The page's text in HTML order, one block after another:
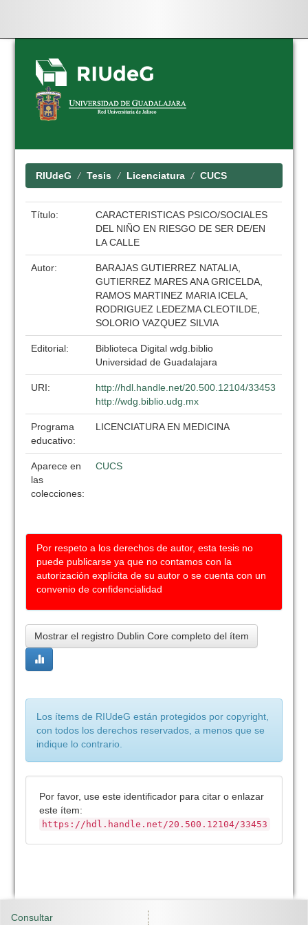
Skip
navigation
RIUdeG Tesis Licenciatura CUCS
Título:
CARACTERISTICAS PSICO/SOCIALES
DEL NIÑO EN RIESGO DE SER DE/EN
LA CALLE
Autor:
BARAJAS GUTIERREZ NATALIA,
GUTIERREZ MARES ANA GRICELDA,
RAMOS MARTINEZ MARIA ICELA,
RODRIGUEZ LEDEZMA CLEOTILDE,
SOLORIO VAZQUEZ SILVIA
Editorial:
Biblioteca Digital wdg.biblio
Universidad de Guadalajara
URI:
http://hdl.handle.net/20.500.12104/33453
http://wdg.biblio.udg.mx
Programa
educativo:
LICENCIATURA EN MEDICINA
Aparece en
las
colecciones:
CUCS
Por respeto a los derechos de autor, esta tesis no
puede publicarse ya que no contamos con la
autorización explícita de su autor o se cuenta con un
convenio de confidencialidad
Mostrar el registro Dublin Core completo del ítem
Los ítems de RIUdeG están protegidos por copyright,
con todos los derechos reservados, a menos que se
indique lo contrario.
Por favor, use este identificador para citar o enlazar
este ítem:
https://hdl.handle.net/20.500.12104/33453
Consultar